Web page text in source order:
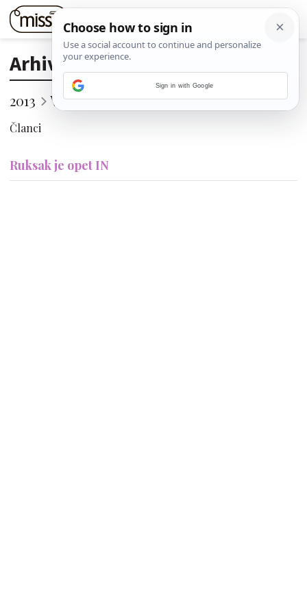
Arhiva
2013 Veljača 2. (Subota)
Članci
Ruksak je opet IN
Sign in with Google